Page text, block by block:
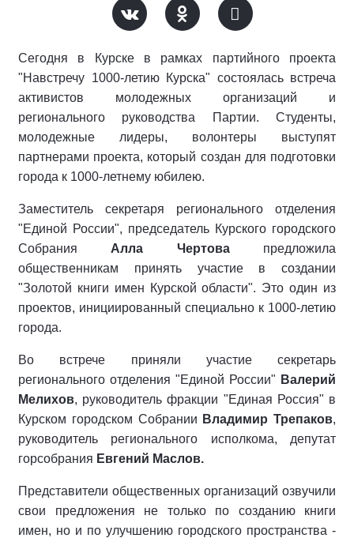
Сегодня в Курске в рамках партийного проекта
"Навстречу 1000-летию Курска" состоялась встреча
активистов молодежных организаций и
регионального руководства Партии. Студенты,
молодежные лидеры, волонтеры выступят
партнерами проекта, который создан для подготовки
города к 1000-летнему юбилею.
Заместитель секретаря регионального отделения
"Единой России", председатель Курского городского
Собрания Алла Чертова предложила
общественникам принять участие в создании
"Золотой книги имен Курской области". Это один из
проектов, инициированный специально к 1000-летию
города.
Во встрече приняли участие секретарь
регионального отделения "Единой России" Валерий
Мелихов, руководитель фракции "Единая Россия" в
Курском городском Собрании Владимир Трепаков,
руководитель регионального исполкома, депутат
горсобрания Евгений Маслов.
Представители общественных организаций озвучили
свои предложения не только по созданию книги
имен, но и по улучшению городского пространства -